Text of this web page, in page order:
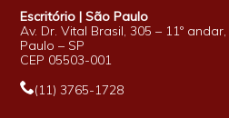
Escritório | São Paulo
Av. Dr. Vital Brasil, 305 – 11º
Paulo – SP
CEP 05503-001
(11) 3765-1728